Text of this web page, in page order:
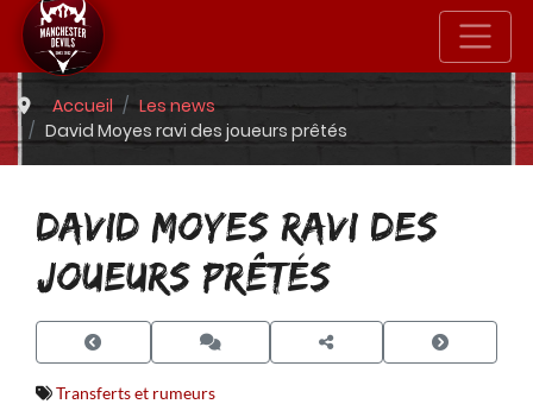
Accueil
Les news
David Moyes ravi des joueurs prêtés
DAVID MOYES RAVI DES
JOUEURS PRÊTÉS
Transferts et rumeurs